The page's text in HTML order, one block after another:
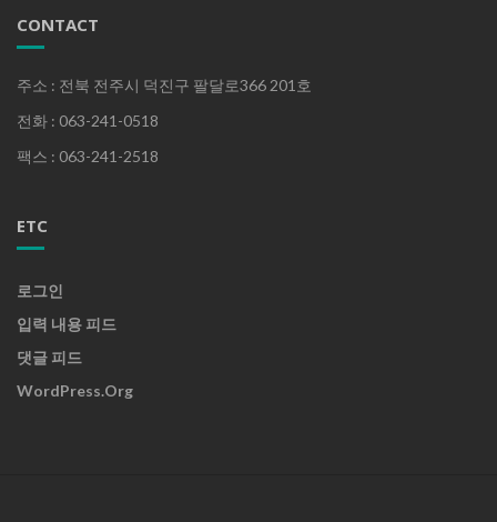
CONTACT
주소 : 전북 전주시 덕진구 팔달로366 201호
전화 : 063-241-0518
팩스 : 063-241-2518
ETC
로그인
입력 내용 피드
댓글 피드
WordPress.org